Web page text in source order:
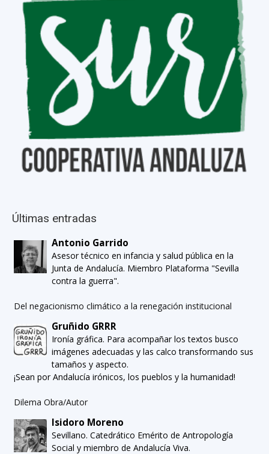
Últimas entradas
Antonio Garrido
Asesor técnico en infancia y salud pública en la
Junta de Andalucía. Miembro Plataforma "Sevilla
contra la guerra".
Del negacionismo climático a la renegación institucional
Gruñido GRRR
Ironía gráfica. Para acompañar los textos busco
imágenes adecuadas y las calco transformando sus
tamaños y aspecto.
¡Sean por Andalucía irónicos, los pueblos y la humanidad!
Dilema Obra/Autor
Isidoro Moreno
Sevillano. Catedrático Emérito de Antropología
Social y miembro de Andalucía Viva.